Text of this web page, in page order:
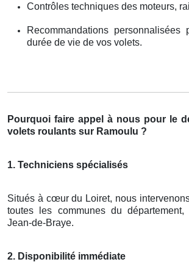
Contrôles techniques des moteurs,
Recommandations personnalisées
durée de vie de vos volets.
Pourquoi faire appel à nous pour le
volets roulants sur Ramoulu ?
1. Techniciens spécialisés
Situés à cœur du Loiret, nous
toutes les communes du
Jean-de-Braye.
2. Disponibilité immédiate